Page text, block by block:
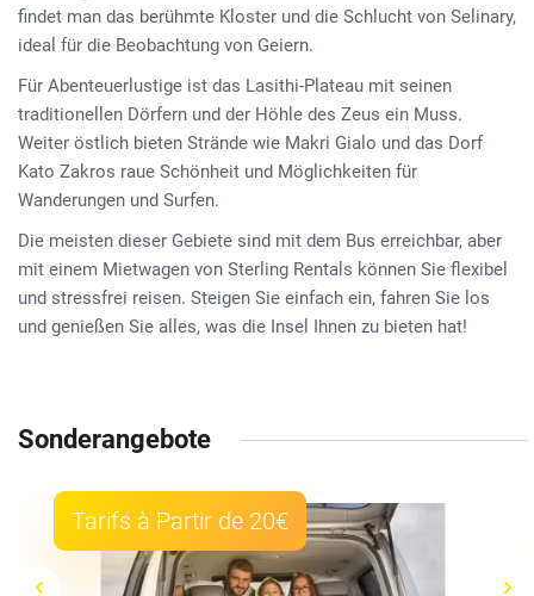
findet man das berühmte Kloster und die Schlucht von Selinary,
ideal für die Beobachtung von Geiern.
Für Abenteuerlustige ist das Lasithi-Plateau mit seinen
traditionellen Dörfern und der Höhle des Zeus ein Muss.
Weiter östlich bieten Strände wie Makri Gialo und das Dorf
Kato Zakros raue Schönheit und Möglichkeiten für
Wanderungen und Surfen.
Die meisten dieser Gebiete sind mit dem Bus erreichbar, aber
mit einem Mietwagen von Sterling Rentals können Sie flexibel
und stressfrei reisen. Steigen Sie einfach ein, fahren Sie los
und genießen Sie alles, was die Insel Ihnen zu bieten hat!
Sonderangebote
Tarifs à Partir de 20€